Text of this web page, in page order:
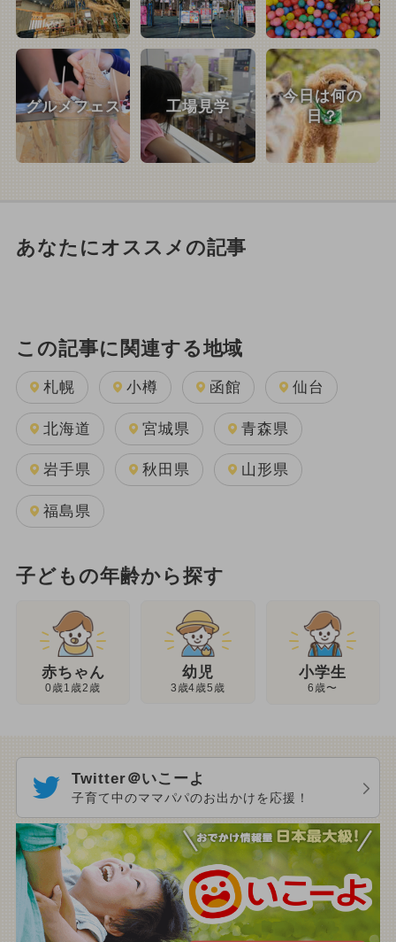
グルメフェス 工場見学
今日は何の
日？
あなたにオススメの記事
この記事に関連する地域
札幌 小樽 函館 仙台
北海道 宮城県 青森県
岩手県 秋田県 山形県
福島県
子どもの年齢から探す
赤ちゃん
0歳1歳2歳
幼児
3歳4歳5歳
小学生
6歳〜
Twitter＠いこーよ
子育て中のママパパのお出かけを応援！